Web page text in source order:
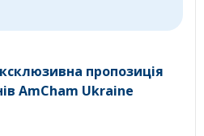
пропозиція
AmCham Ukraine